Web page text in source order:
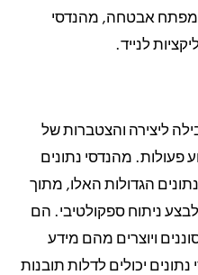
מפתח אבטחה, מהנדסי
ליצירה והצטברות של
פעולות. מהנדסי נתונים
הגדולות האלו, מתוך
ניתוח ספקולטיבי. הם
ויוצרים מהם מידע
יכולים לדלות תובנות